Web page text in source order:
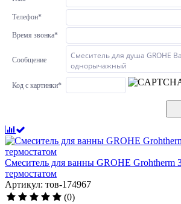
Телефон*
Время звонка*
Сообщение
Код с картинки*
Смеситель для ванны GROHE Grohtherm
термостатом
Артикул: тов-174967
(0)